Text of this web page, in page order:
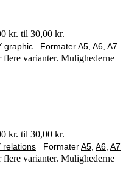
kr. til 30,00 kr.
graphic FormaterA5 A6 A7
flere varianter. Mulighederne
kr. til 30,00 kr.
relations FormaterA5 A6 A7
flere varianter. Mulighederne